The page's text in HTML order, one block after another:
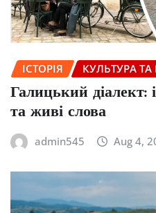
ІСТОРІЯ КУЛЬТУРА
Галицький діалект:
та живі слова
admin545 Aug 4,